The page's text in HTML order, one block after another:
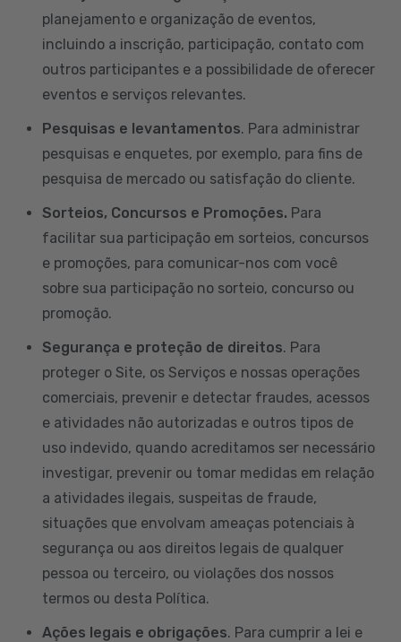
planejamento e organização de eventos,
incluindo a inscrição, participação, contato com
outros participantes e a possibilidade de oferecer
eventos e serviços relevantes.
Pesquisas e levantamentos. Para administrar
pesquisas e enquetes, por exemplo, para fins de
pesquisa de mercado ou satisfação do cliente.
Sorteios, Concursos e Promoções. Para
facilitar sua participação em sorteios, concursos
e promoções, para comunicar-nos com você
sobre sua participação no sorteio, concurso ou
promoção.
Segurança e proteção de direitos. Para
proteger o Site, os Serviços e nossas operações
comerciais, prevenir e detectar fraudes, acessos
e atividades não autorizadas e outros tipos de
uso indevido, quando acreditamos ser necessário
investigar, prevenir ou tomar medidas em relação
a atividades ilegais, suspeitas de fraude,
situações que envolvam ameaças potenciais à
segurança ou aos direitos legais de qualquer
pessoa ou terceiro, ou violações dos nossos
termos ou desta Política.
Ações legais e obrigações. Para cumprir a lei e